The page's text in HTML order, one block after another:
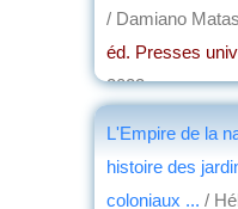
/ Damiano
éd. Presses
2023
L'Empire de la
histoire des
coloniaux ... /